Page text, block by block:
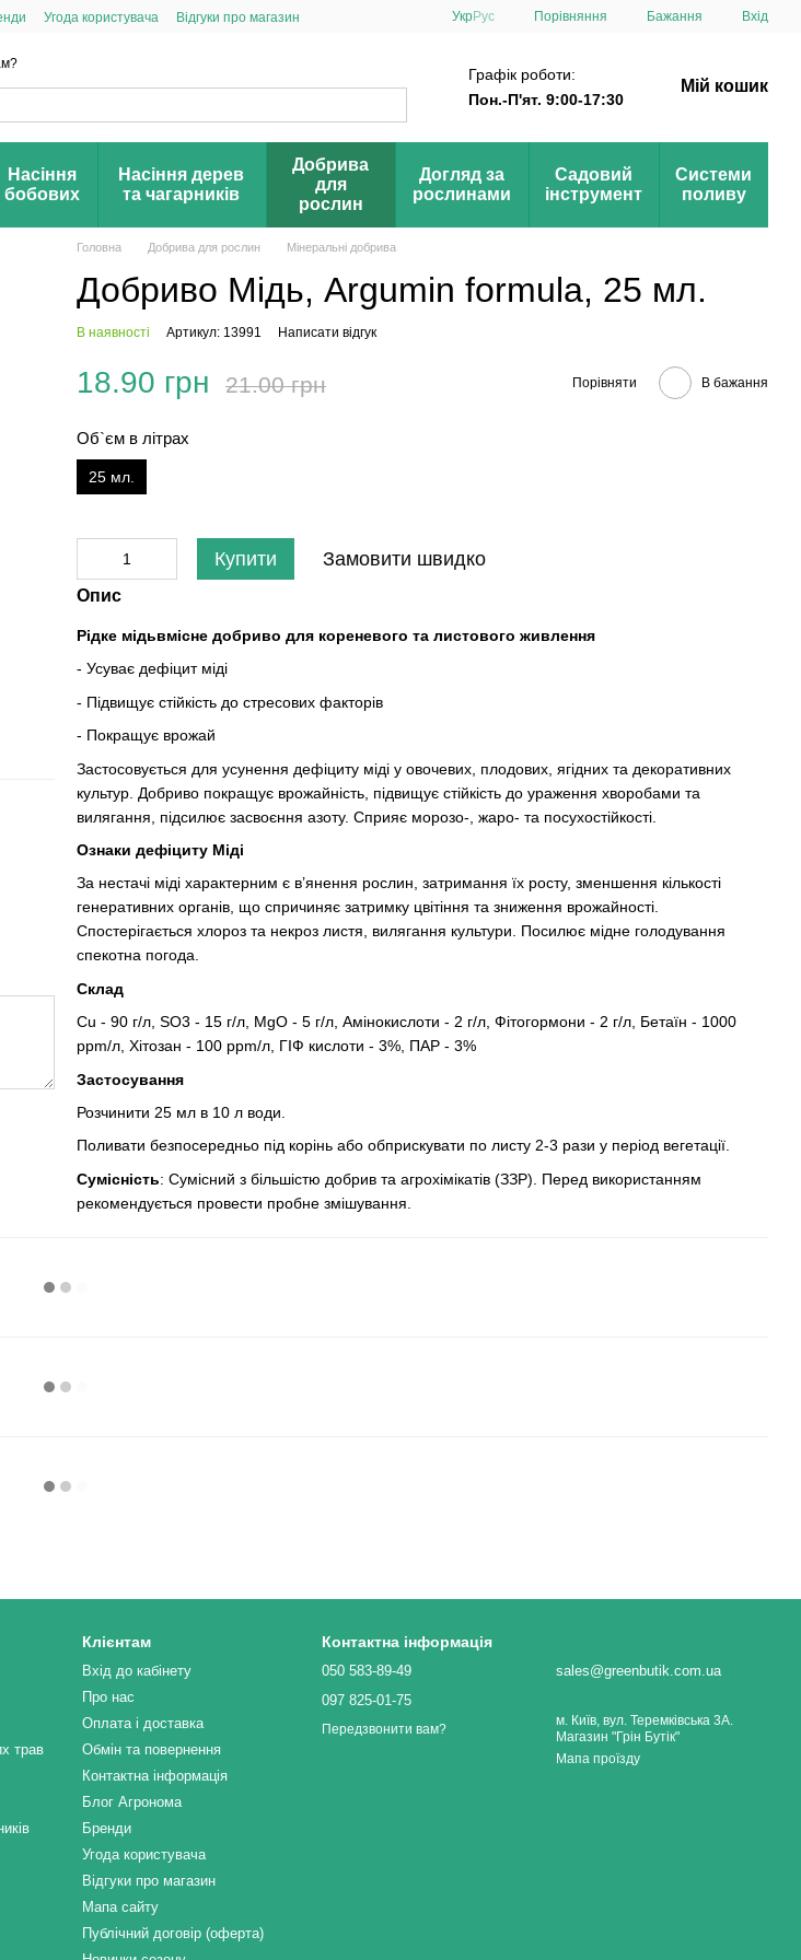
Угода користувача
Відгуки про магазин
УкрРус Порівняння Бажання Вхід
Графік роботи:
Пон.-П'ят. 9:00-17:30
Мій кошик
Насіння
бобових
Насіння дерев
та чагарників
Добрива
для
рослин
Догляд за
рослинами
Садовий
інструмент
Системи
поливу
Головна Добрива для рослин Мінеральні добрива
Добриво Мідь, Argumin formula, 25 мл.
В наявності Артикул: 13991 Написати відгук
18.90 грн 21.00 грн Порівняти В бажання
Об`єм в літрах
25 мл.
Купити Замовити швидко
Опис
Рідке мідьвмісне добриво для кореневого та листового живлення
- Усуває дефіцит міді
- Підвищує стійкість до стресових факторів
- Покращує врожай
Застосовується для усунення дефіциту міді у овочевих, плодових, ягідних та декоративних
культур. Добриво покращує врожайність, підвищує стійкість до ураження хворобами та
вилягання, підсилює засвоєння азоту. Сприяє морозо-, жаро- та посухостійкості.
Ознаки дефіциту Міді
За нестачі міді характерним є в’янення рослин, затримання їх росту, зменшення кількості
генеративних органів, що спричиняє затримку цвітіння та зниження врожайності.
Спостерігається хлороз та некроз листя, вилягання культури. Посилює мідне голодування
спекотна погода.
Склад
Cu - 90 г/л, SO3 - 15 г/л, MgO - 5 г/л, Амінокислоти - 2 г/л, Фітогормони - 2 г/л, Бетаїн - 1000
ррm/л, Хітозан - 100 ррm/л, ГІФ кислоти - 3%, ПАР - 3%
Застосування
Розчинити 25 мл в 10 л води.
Поливати безпосередньо під корінь або обприскувати по листу 2-3 рази у період вегетації.
Сумісність: Сумісний з більшістю добрив та агрохімікатів (ЗЗР). Перед використанням
рекомендується провести пробне змішування.
трав
Клієнтам
Вхід до кабінету
Про нас
Оплата і доставка
Обмін та повернення
Контактна інформація
Блог Агронома
Бренди
Угода користувача
Відгуки про магазин
Мапа сайту
Публічний договір (оферта)
Контактна інформація
050 583-89-49
097 825-01-75
Передзвонити вам?
sales@greenbutik.com.ua
м. Київ, вул. Теремківська 3А.
Магазин "Грін Бутік"
Мапа проїзду